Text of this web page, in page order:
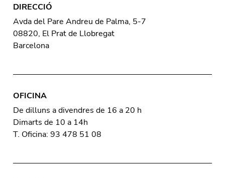
DIRECCIÓ
Avda del Pare Andreu de Palma, 5-7
08820, El Prat de Llobregat
Barcelona
OFICINA
De dilluns a divendres de 16 a 20 h
Dimarts de 10 a 14h
T. Oficina: 93 478 51 08